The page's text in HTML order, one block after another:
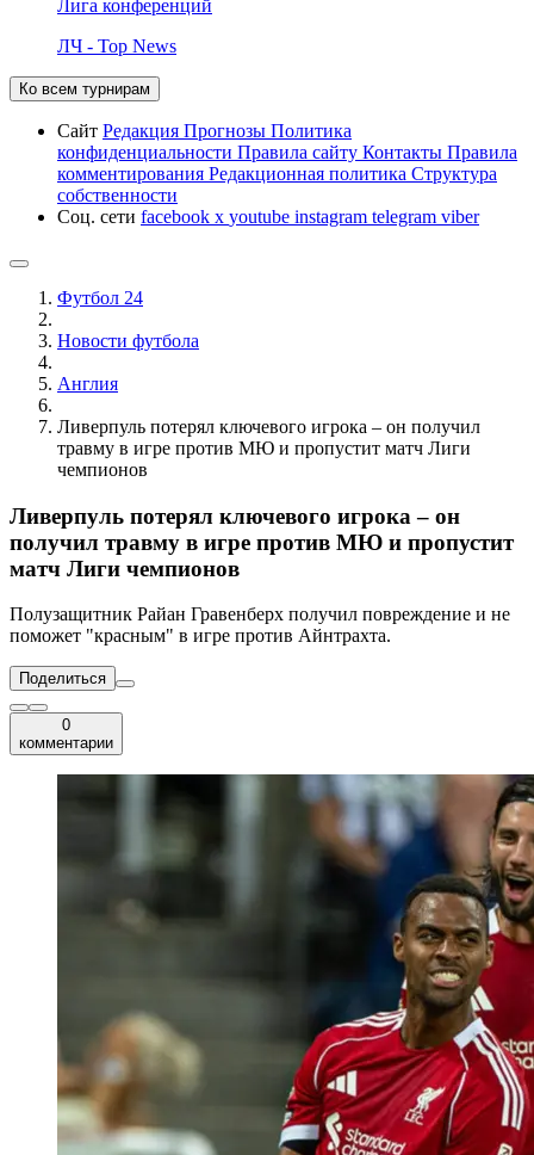
Лига конференций
ЛЧ - Top News
Ко всем турнирам
Сайт Редакция Прогнозы Политика
конфиденциальности Правила сайту Контакты Правила
комментирования Редакционная политика Структура
собственности
Соц. сети facebook x youtube instagram telegram viber
Футбол 24
Новости футбола
Англия
Ливерпуль потерял ключевого игрока – он получил
травму в игре против МЮ и пропустит матч Лиги
чемпионов
Ливерпуль потерял ключевого игрока – он
получил травму в игре против МЮ и пропустит
матч Лиги чемпионов
Полузащитник Райан Гравенберх получил повреждение и не
поможет "красным" в игре против Айнтрахта.
Поделиться
0
комментарии